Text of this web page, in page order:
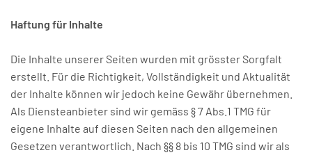
Haftung für Inhalte
Die Inhalte unserer Seiten wurden mit grösster Sorgfalt
erstellt. Für die Richtigkeit, Vollständigkeit und Aktualität
der Inhalte können wir jedoch keine Gewähr übernehmen.
Als Diensteanbieter sind wir gemäss § 7 Abs.1 TMG für
eigene Inhalte auf diesen Seiten nach den allgemeinen
Gesetzen verantwortlich. Nach §§ 8 bis 10 TMG sind wir als